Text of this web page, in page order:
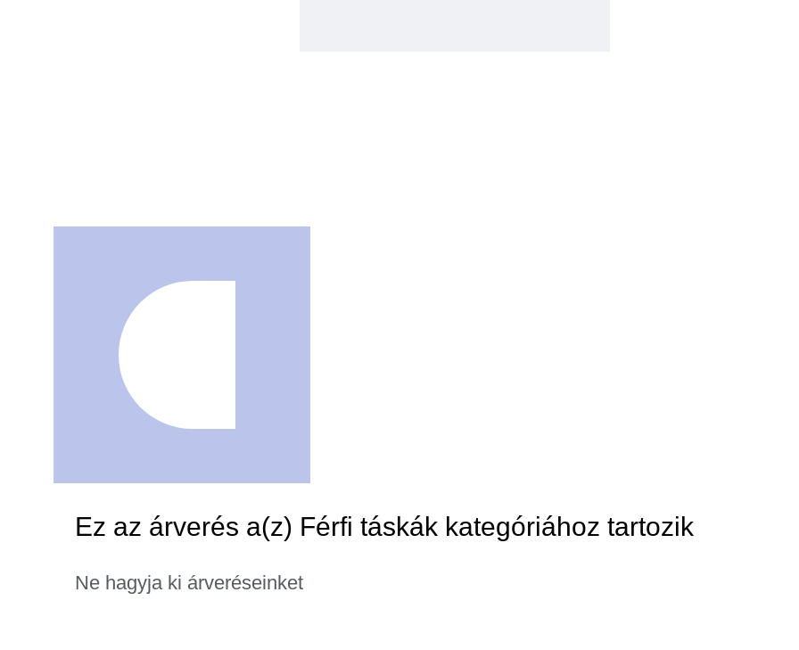
Ez az árverés a(z) Férfi táskák kategóriához tartozik
Ne hagyja ki árveréseinket